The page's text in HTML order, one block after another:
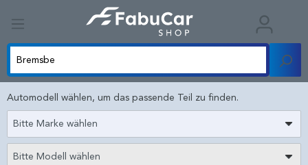
Automodell wählen, um das passende Teil zu finden.
Bitte Marke wählen
Bitte Modell wählen